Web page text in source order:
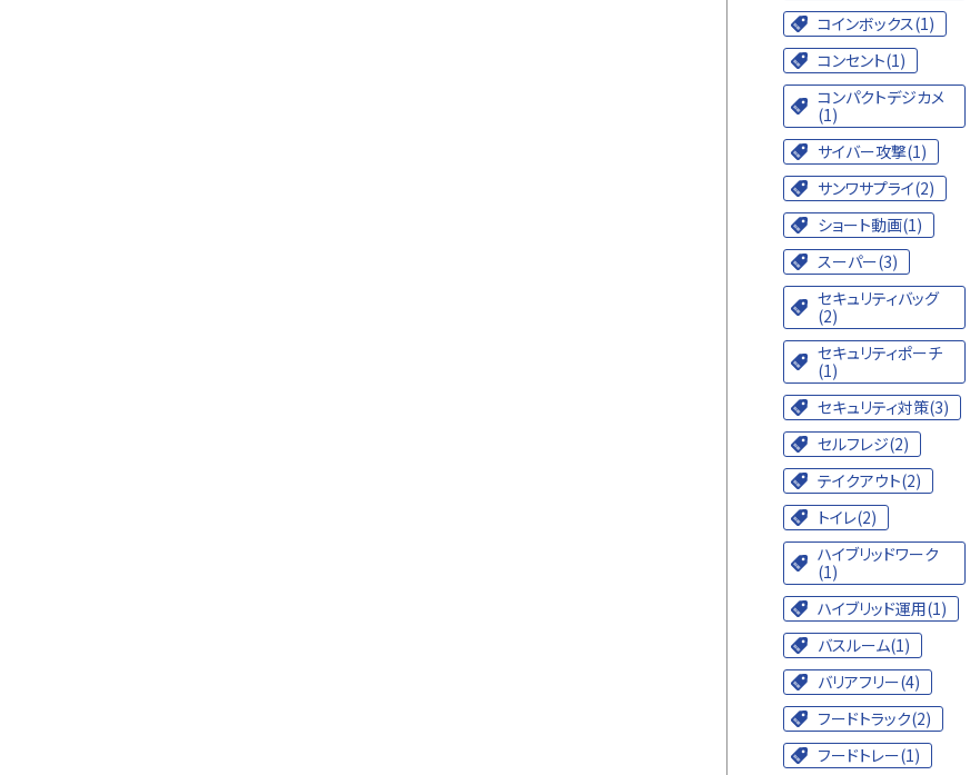
コインボックス(1)
コンセント(1)
コンパクトデジカメ
(1)
サイバー攻撃(1)
サンワサプライ(2)
ショート動画(1)
スーパー(3)
セキュリティバッグ
(2)
セキュリティポーチ
(1)
セキュリティ対策(3)
セルフレジ(2)
テイクアウト(2)
トイレ(2)
ハイブリッドワーク
(1)
ハイブリッド運用(1)
バスルーム(1)
バリアフリー(4)
フードトラック(2)
フードトレー(1)